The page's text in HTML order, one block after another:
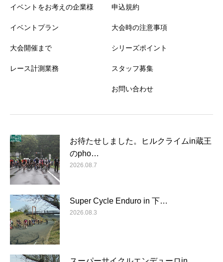
イベントをお考えの企業様
イベントプラン
大会開催まで
レース計測業務
申込規約
大会時の注意事項
シリーズポイント
スタッフ募集
お問い合わせ
お待たせしました。ヒルクライムin蔵王
のpho…
2026.08.7
Super Cycle Enduro in 下…
2026.08.3